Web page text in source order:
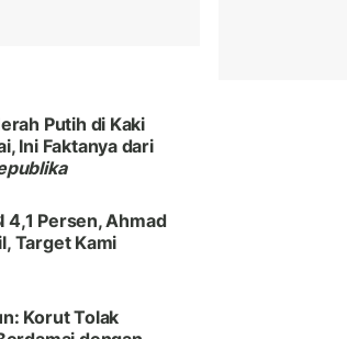
Putih di Kaki
Ini Faktanya dari
4,1 Persen, Ahmad
Target Kami
Korut Tolak